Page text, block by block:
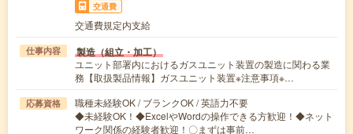
交通費
交通費規定内支給
仕事内容 製造（組立・加工）
ユニット部署内におけるガスユニット装置の製造に関わる業
務【取扱製品情報】ガスユニット装置※注意事項※…
応募資格
職種未経験OK / ブランクOK / 英語力不要
◆未経験OK！◆ExcelやWordの操作できる方歓迎！◆ネット
ワーク関係の経験者歓迎！〇まずは事前…